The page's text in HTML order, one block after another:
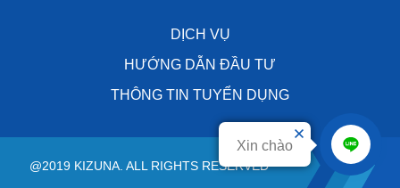
Xin chào
DỊCH VỤ
HƯỚNG DẪN ĐẦU TƯ
THÔNG TIN TUYỂN DỤNG
@2019 KIZUNA. ALL RIGHTS RESERVED